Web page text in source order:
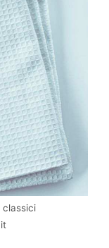
classici